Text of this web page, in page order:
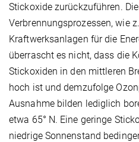
Stickoxide zurückzuführen.
Verbrennungsprozessen, wie
Kraftwerksanlagen für die
überrascht es nicht, dass die
Stickoxiden in den mittleren
hoch ist und demzufolge
Ausnahme bilden lediglich
etwa 65° N. Eine geringe
niedrige Sonnenstand